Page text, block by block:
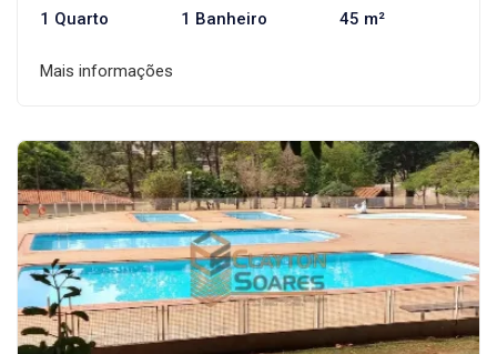
1 Quarto 1 Banheiro 45 m²
Mais informações